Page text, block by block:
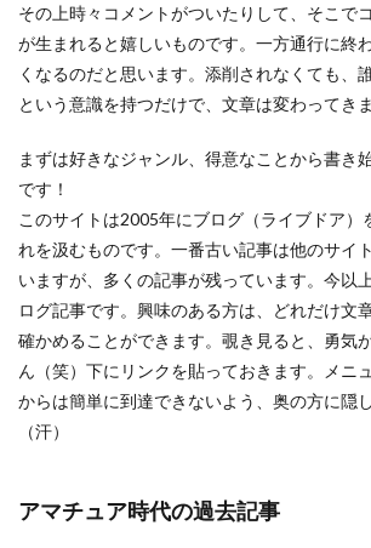
その上時々コメントがついたりして、そこで
が生まれると嬉しいものです。一方通行に終
くなるのだと思います。添削されなくても、
という意識を持つだけで、文章は変わってきま
まずは好きなジャンル、得意なことから書き
です！
このサイトは2005年にブログ（ライブドア）
れを汲むものです。一番古い記事は他のサイ
いますが、多くの記事が残っています。今以
ログ記事です。興味のある方は、どれだけ文
確かめることができます。覗き見ると、勇気
ん（笑）下にリンクを貼っておきます。メニ
からは簡単に到達できないよう、奥の方に隠
（汗）
アマチュア時代の過去記事